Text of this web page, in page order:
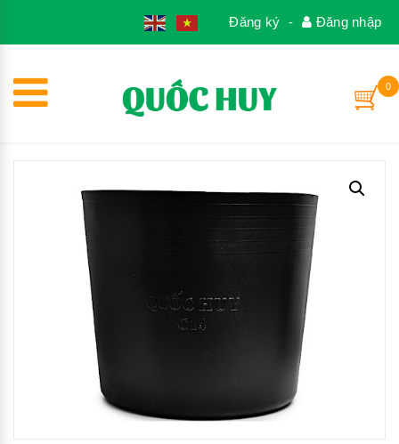
Đăng nhập
-
Đăng ký
0